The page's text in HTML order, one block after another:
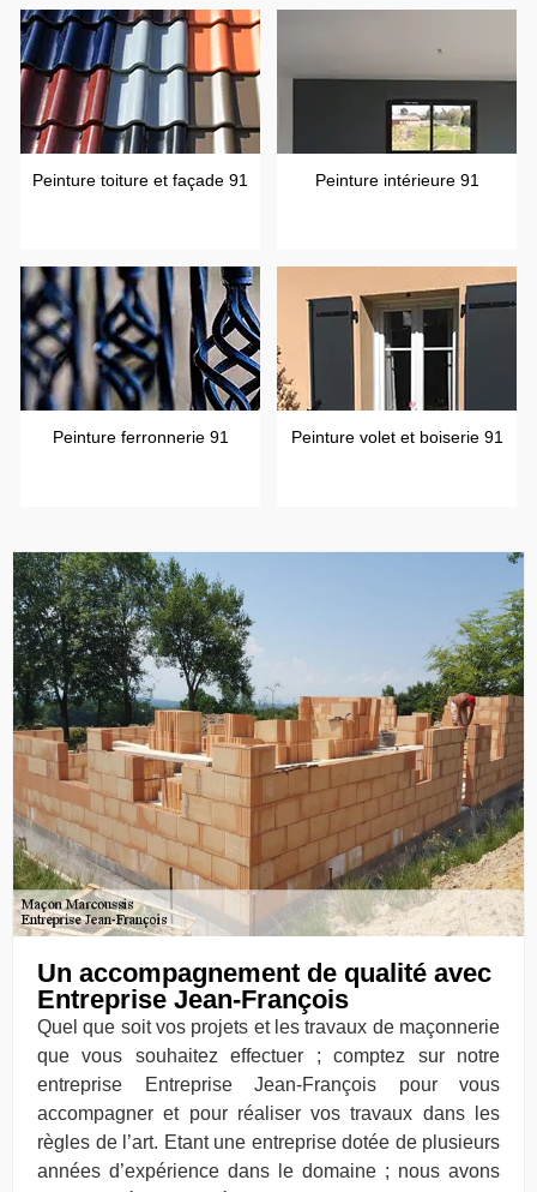
Peinture toiture et façade 91 Peinture intérieure 91
Peinture ferronnerie 91 Peinture volet et boiserie 91
Un accompagnement de qualité avec
Entreprise Jean-François
Quel que soit vos projets et les travaux de maçonnerie
que vous souhaitez effectuer ; comptez sur notre
entreprise Entreprise Jean-François pour vous
accompagner et pour réaliser vos travaux dans les
règles de l’art. Etant une entreprise dotée de plusieurs
années d’expérience dans le domaine ; nous avons